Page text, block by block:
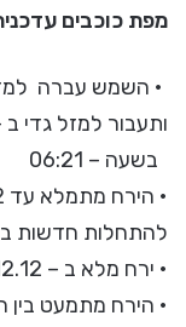
מפת כוכבים
ותעבור למזל גדי ב –
בשעה – 06:21
להתחלות חדשות
• ירח מלא ב – 12.12.